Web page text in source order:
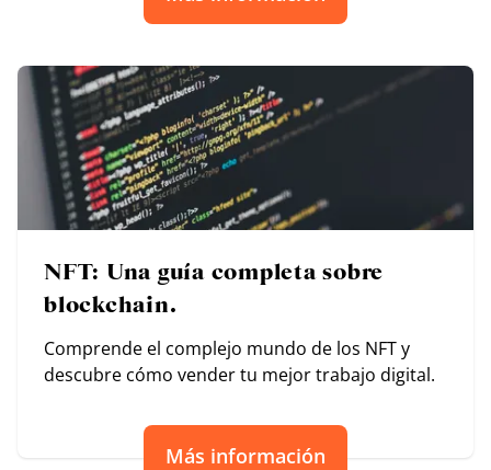
NFT: Una guía completa sobre
blockchain.
Comprende el complejo mundo de los NFT y
descubre cómo vender tu mejor trabajo digital.
Más información